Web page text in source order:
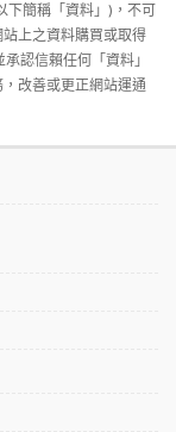
下簡稱「資料」)，不可
上之資料購買或取得
認信賴任何「資料」
改善或更正網站運通